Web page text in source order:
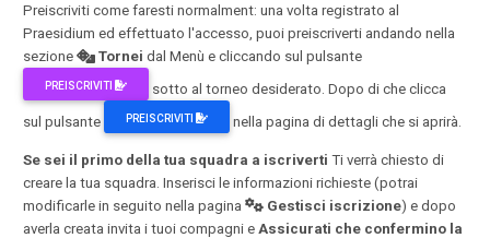
Preiscriviti come faresti normalment: una volta registrato al
Praesidium ed effettuato l'accesso, puoi preiscriverti andando nella
sezione
Tornei dal Menù e cliccando sul pulsante
PREISCRIVITI
sotto al torneo desiderato. Dopo di che clicca
sul pulsante
PREISCRIVITI nella pagina di dettagli che si aprirà.
Se sei il primo della tua squadra a iscriverti Ti verrà chiesto di
creare la tua squadra. Inserisci le informazioni richieste (potrai
modificarle in seguito nella pagina
Gestisci iscrizione) e dopo
averla creata invita i tuoi compagni e Assicurati che confermino la